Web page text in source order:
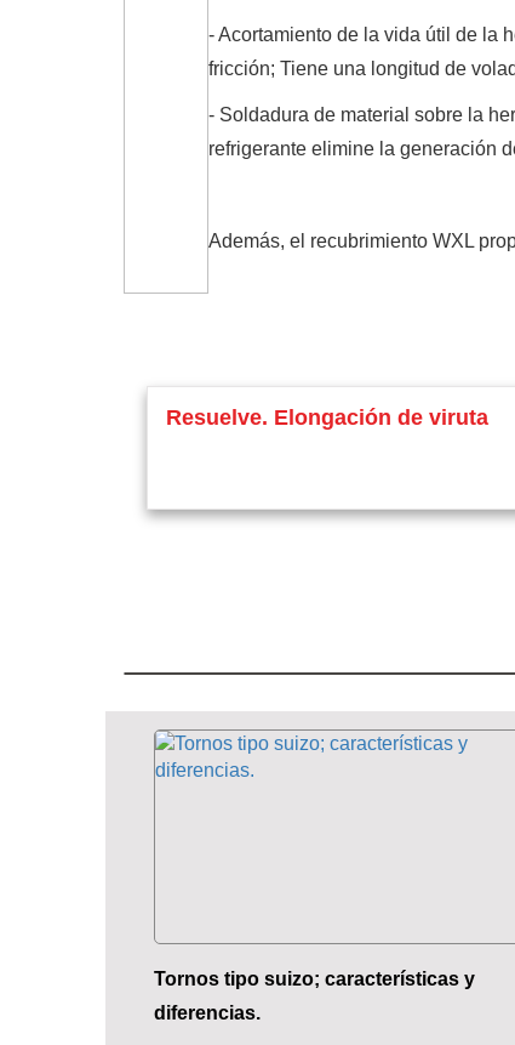
- Acortamiento de la vida útil de la
fricción; Tiene una longitud de
- Soldadura de material sobre la
refrigerante elimine la generación
Además, el recubrimiento WXL
Resuelve. Elongación de viruta
Tornos tipo suizo; características y
diferencias.